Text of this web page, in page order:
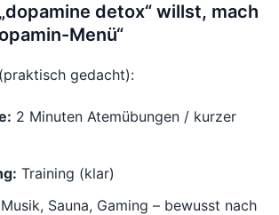
detox“ willst, mach
Menü“
gedacht):
2 Minuten Atemübungen / kurzer
Training (klar)
Musik, Sauna, Gaming – bewusst nach